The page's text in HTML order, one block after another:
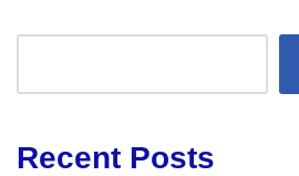
Recent Posts